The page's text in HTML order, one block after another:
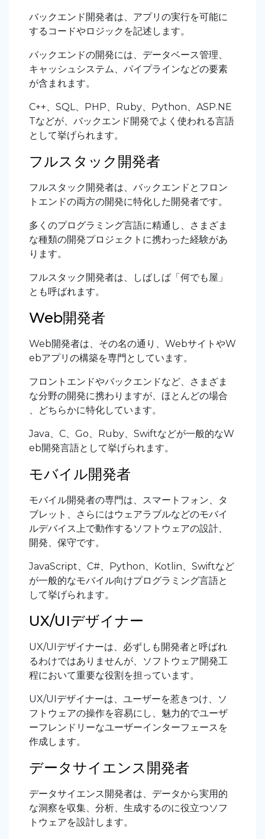
バックエンド開発者は、アプリの実行を可能に
するコードやロジックを記述します。
バックエンドの開発には、データベース管理、
キャッシュシステム、パイプラインなどの要素
が含まれます。
C++、SQL、PHP、Ruby、Python、ASP.NE
Tなどが、バックエンド開発でよく使われる言語
として挙げられます。
フルスタック開発者
フルスタック開発者は、バックエンドとフロン
トエンドの両方の開発に特化した開発者です。
多くのプログラミング言語に精通し、さまざま
な種類の開発プロジェクトに携わった経験があ
ります。
フルスタック開発者は、しばしば「何でも屋」
とも呼ばれます。
Web開発者
Web開発者は、その名の通り、WebサイトやW
ebアプリの構築を専門としています。
フロントエンドやバックエンドなど、さまざま
な分野の開発に携わりますが、ほとんどの場合
、どちらかに特化しています。
Java、C、Go、Ruby、Swiftなどが一般的なW
eb開発言語として挙げられます。
モバイル開発者
モバイル開発者の専門は、スマートフォン、タ
ブレット、さらにはウェアラブルなどのモバイ
ルデバイス上で動作するソフトウェアの設計、
開発、保守です。
JavaScript、C#、Python、Kotlin、Swiftなど
が一般的なモバイル向けプログラミング言語と
して挙げられます。
UX/UIデザイナー
UX/UIデザイナーは、必ずしも開発者と呼ばれ
るわけではありませんが、ソフトウェア開発工
程において重要な役割を担っています。
UX/UIデザイナーは、ユーザーを惹きつけ、ソ
フトウェアの操作を容易にし、魅力的でユーザ
ーフレンドリーなユーザーインターフェースを
作成します。
データサイエンス開発者
データサイエンス開発者は、データから実用的
な洞察を収集、分析、生成するのに役立つソフ
トウェアを設計します。